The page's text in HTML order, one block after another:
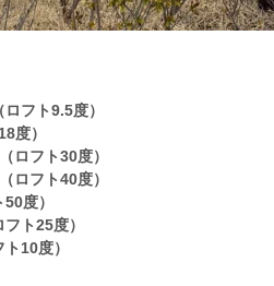
フト9.5度）
度）
ロフト30度）
ロフト40度）
度）
ト25度）
10度）